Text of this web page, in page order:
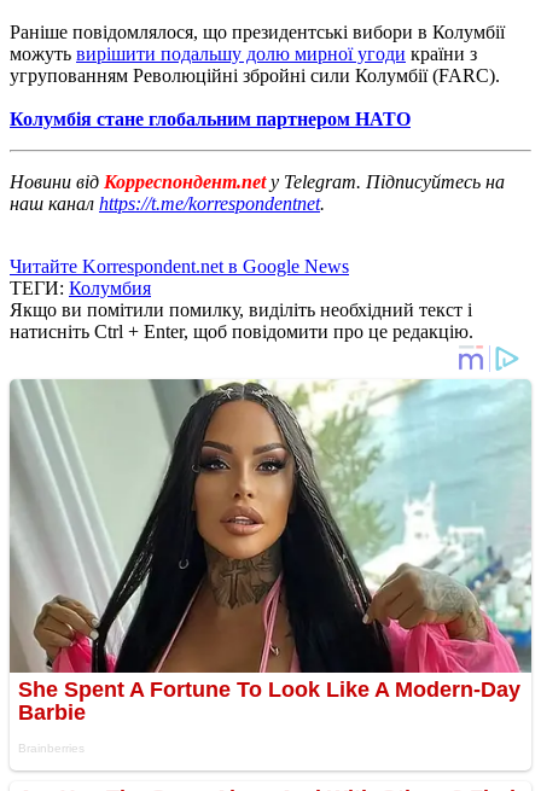
Раніше повідомлялося, що президентські вибори в Колумбії
можуть вирішити подальшу долю мирної угоди країни з
угрупованням Революційні збройні сили Колумбії (FARC).
Колумбія стане глобальним партнером НАТО
Новини від Корреспондент.netу Telegram. Підписуйтесь на
наш канал https://t.me/korrespondentnet.
Читайте Korrespondent.net в Google News
ТЕГИ: Колумбия
Якщо ви помітили помилку, виділіть необхідний текст і
натисніть Ctrl + Enter, щоб повідомити про це редакцію.